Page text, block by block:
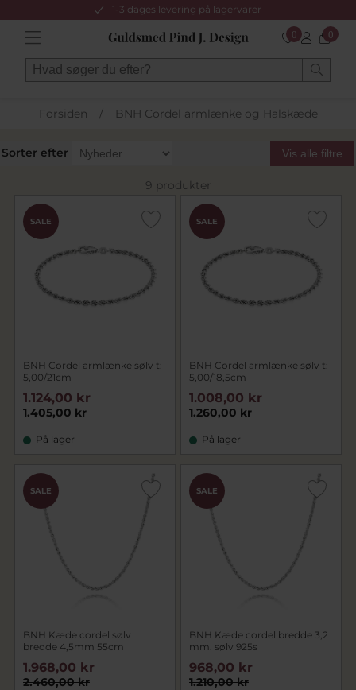
1-3 dages levering på lagervarer
0 0
Forsiden / BNH Cordel armlænke og Halskæde
Sorter efter Vis alle filtre
9 produkter
SALE
BNH Cordel armlænke sølv t:
5,00/21cm
1.405,00 kr
1.124,00 kr
På lager
SALE
BNH Cordel armlænke sølv t:
5,00/18,5cm
1.260,00 kr
1.008,00 kr
På lager
SALE
BNH Kæde cordel sølv
bredde 4,5mm 55cm
2.460,00 kr
1.968,00 kr
SALE
BNH Kæde cordel bredde 3,2
mm. sølv 925s
1.210,00 kr
968,00 kr